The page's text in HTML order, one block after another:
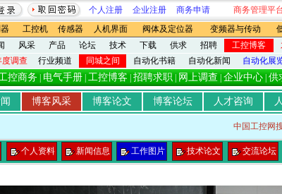
个人注册 企业注册 商务申请 商务管理平
工控机 传感器 人机界面 阀体及定位器 变频器与传动
风采 产品 论坛 技术 下载 供求 招聘 工控博客
度调查 行业频道 同城之间 自动化书籍 自动化新闻 自动化展
控商务 电气手册 工控博客 招聘求职 网上调查 企业中心 供
博客风采 博客论文 博客论坛 人才咨询
中国工控网
个人资料 新闻信息 工作图片 技术论文 交流论坛